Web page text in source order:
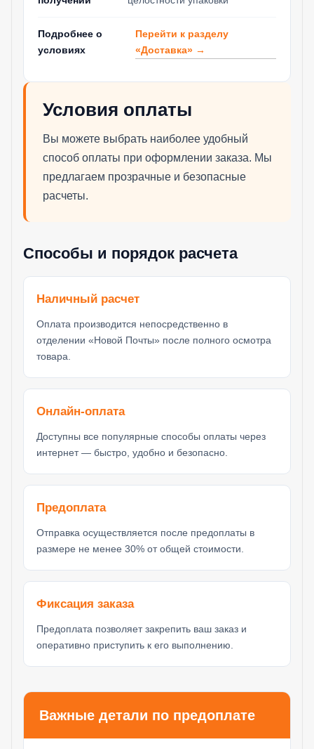
Подробнее о
условиях
Перейти к разделу
«Доставка» →
Условия оплаты
Вы можете выбрать наиболее удобный
способ оплаты при оформлении заказа. Мы
предлагаем прозрачные и безопасные
расчеты.
Способы и порядок расчета
Наличный расчет
Оплата производится непосредственно в
отделении «Новой Почты» после полного осмотра
товара.
Онлайн-оплата
Доступны все популярные способы оплаты через
интернет — быстро, удобно и безопасно.
Предоплата
Отправка осуществляется после предоплаты в
размере не менее 30% от общей стоимости.
Фиксация заказа
Предоплата позволяет закрепить ваш заказ и
оперативно приступить к его выполнению.
Важные детали по предоплате